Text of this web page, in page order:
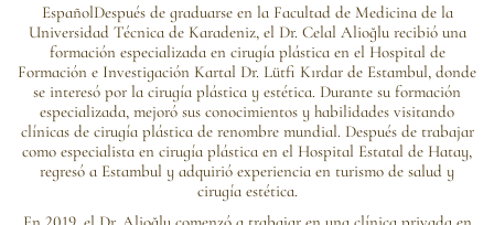
EspañolDespués de graduarse en la Facultad de Medicina de la
Universidad Técnica de Karadeniz, el Dr. Celal Alioğlu recibió una
formación especializada en cirugía plástica en el Hospital de
Formación e Investigación Kartal Dr. Lütfi Kırdar de Estambul, donde
se interesó por la cirugía plástica y estética. Durante su formación
especializada, mejoró sus conocimientos y habilidades visitando
clínicas de cirugía plástica de renombre mundial. Después de trabajar
como especialista en cirugía plástica en el Hospital Estatal de Hatay,
regresó a Estambul y adquirió experiencia en turismo de salud y
cirugía estética.